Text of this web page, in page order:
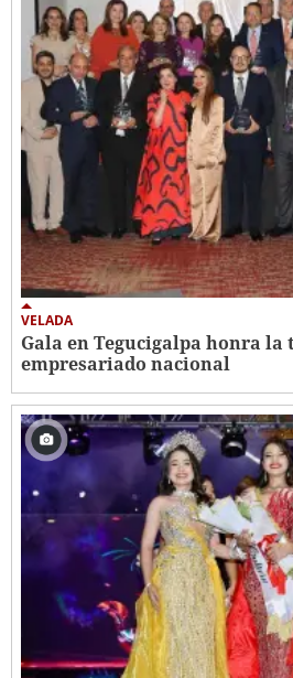
VELADA
Gala en Tegucigalpa honra
empresariado nacional